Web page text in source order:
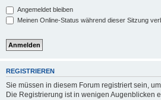
Angemeldet bleiben
Meinen Online-Status während dieser Sitzung
REGISTRIEREN
Sie müssen in diesem Forum registriert sein,
Die Registrierung ist in wenigen Augenblicken